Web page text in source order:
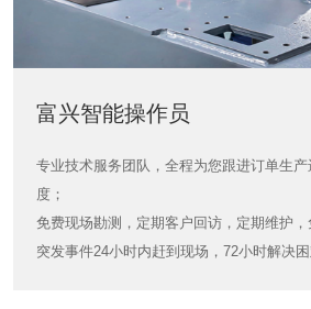
富兴智能操作员
专业技术服务团队，全程为您跟进订单生
度；
免费现场勘测，定期客户回访，定期维护，
突发事件24小时内赶到现场，72小时解决